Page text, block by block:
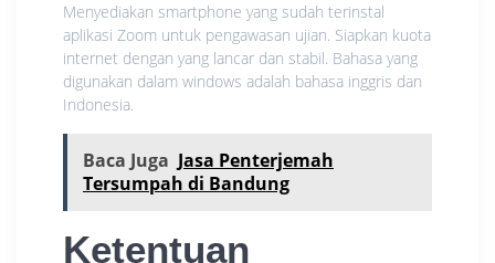
Menyediakan smartphone yang sudah terinstal
aplikasi Zoom untuk pengawasan ujian. Siapkan kuota
internet dengan yang lancar dan stabil. Bahasa yang
digunakan dalam windows adalah bahasa inggris dan
Indonesia.
Baca Juga Jasa Penterjemah
Tersumpah di Bandung
Ketentuan